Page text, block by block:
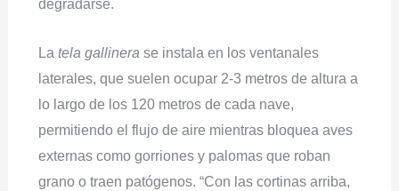
degradarse.
La tela gallinera se instala en los ventanales
laterales, que suelen ocupar 2-3 metros de altura a
lo largo de los 120 metros de cada nave,
permitiendo el flujo de aire mientras bloquea aves
externas como gorriones y palomas que roban
grano o traen patógenos. “Con las cortinas arriba,